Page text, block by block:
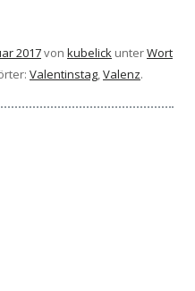
2017von kubelick unterWort
Valentinstag,Valenz.